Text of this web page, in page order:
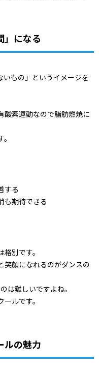
」になる
いもの」というイメージを
酸素運動なので脂肪燃焼に
する
も期待できる
別です。
笑顔になれるのがダンスの
は難しいですよね。
ルです。
ルの魅力